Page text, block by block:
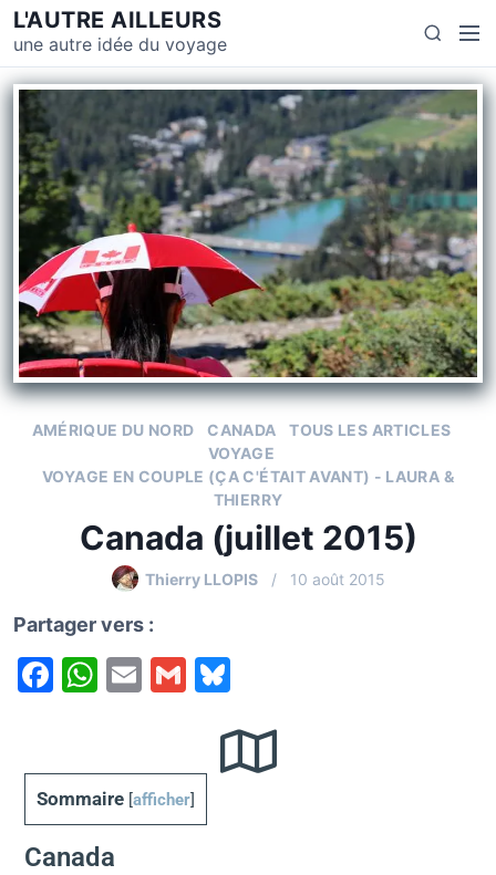
L'AUTRE AILLEURS
une autre idée du voyage
AMÉRIQUE DU NORD CANADA
TOUS LES ARTICLES
VOYAGE
VOYAGE EN COUPLE (ÇA C'ÉTAIT AVANT) - LAURA &
THIERRY
Canada (juillet 2015)
Thierry LLOPIS 10 août 2015
Partager vers :
F
e
b
o
W
s
A
p
E
l
G
l
e
s
Sommaire [afficher]
Canada